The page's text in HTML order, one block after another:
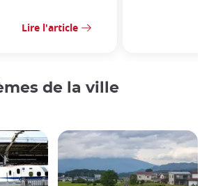
Lire l'article
de la ville